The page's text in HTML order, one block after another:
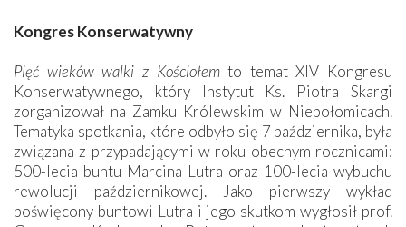
Kongres Konserwatywny
Pięć wieków walki z Kościołemto temat XIV Kongresu
Konserwatywnego, który Instytut Ks. Piotra Skargi
zorganizował na Zamku Królewskim w Niepołomicach.
Tematyka spotkania, które odbyło się 7 października, była
związana z przypadającymi w roku obecnym rocznicami:
500-lecia buntu Marcina Lutra oraz 100-lecia wybuchu
rewolucji październikowej. Jako pierwszy wykład
poświęcony buntowi Lutra i jego skutkom wygłosił prof.